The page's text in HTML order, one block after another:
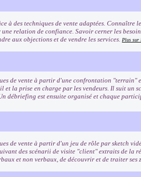
à des techniques de vente adaptées.
relation de confiance. Savoir cerner les
aux objections et de vendre les services. Plus sur
de vente à partir d'une confrontation "terrain"
la prise en charge par les vendeurs. Il suit un
débriefing est ensuite organisé et chaque
de vente à partir d'un jeu de rôle par sketch
des scénarii de visite "client" extraits de
et non verbaux, de découvrir et de traiter ses